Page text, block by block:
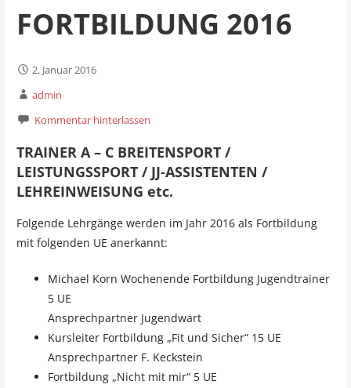
FORTBILDUNG 2016
2. Januar 2016
admin
Kommentar hinterlassen
TRAINER A – C BREITENSPORT /
LEISTUNGSSPORT / JJ-ASSISTENTEN /
LEHREINWEISUNG etc.
Folgende Lehrgänge werden im Jahr 2016 als Fortbildung
mit folgenden UE anerkannt:
Michael Korn Wochenende Fortbildung Jugendtrainer
5 UE
Ansprechpartner Jugendwart
Kursleiter Fortbildung „Fit und Sicher“ 15 UE
Ansprechpartner F. Keckstein
Fortbildung „Nicht mit mir“ 5 UE